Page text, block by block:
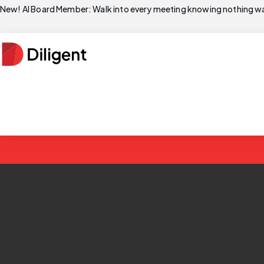
New! AI Board Member: Walk into every meeting knowing nothing